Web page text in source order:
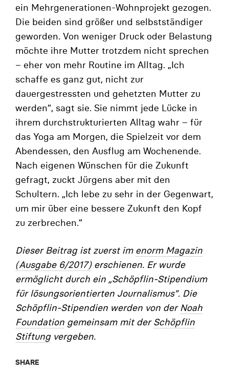
ein Mehrgenerationen-Wohnprojekt gezogen.
Die beiden sind größer und selbstständiger
geworden. Von weniger Druck oder Belastung
möchte ihre Mutter trotzdem nicht sprechen
– eher von mehr Routine im Alltag. „Ich
schaffe es ganz gut, nicht zur
dauergestressten und gehetzten Mutter zu
werden“, sagt sie. Sie nimmt jede Lücke in
ihrem durchstrukturierten Alltag wahr – für
das Yoga am Morgen, die Spielzeit vor dem
Abendessen, den Ausflug am Wochenende.
Nach eigenen Wünschen für die Zukunft
gefragt, zuckt Jürgens aber mit den
Schultern. „Ich lebe zu sehr in der Gegenwart,
um mir über eine bessere Zukunft den Kopf
zu zerbrechen.“
Dieser Beitrag ist zuerst im enorm Magazin
(Ausgabe 6/2017)erschienen. Er wurde
ermöglicht durch ein „Schöpflin-Stipendium
für lösungsorientierten Journalismus”. Die
Schöpflin-Stipendien werden von der Noah
Foundation gemeinsam mit derSchöpflin
Stiftungvergeben.
SHARE